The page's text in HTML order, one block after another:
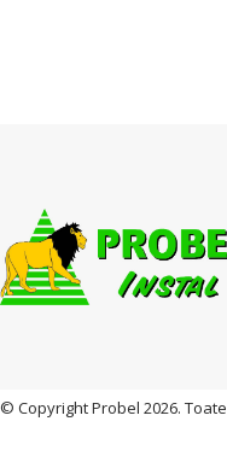
© Copyright Probel 2026.